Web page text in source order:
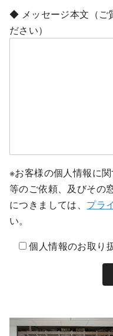
◆ メッセージ本文（ご
ださい）
※お客様の個人情報に
等のご依頼、及びその
につきましては、 プラ
い。
個人情報のお取り